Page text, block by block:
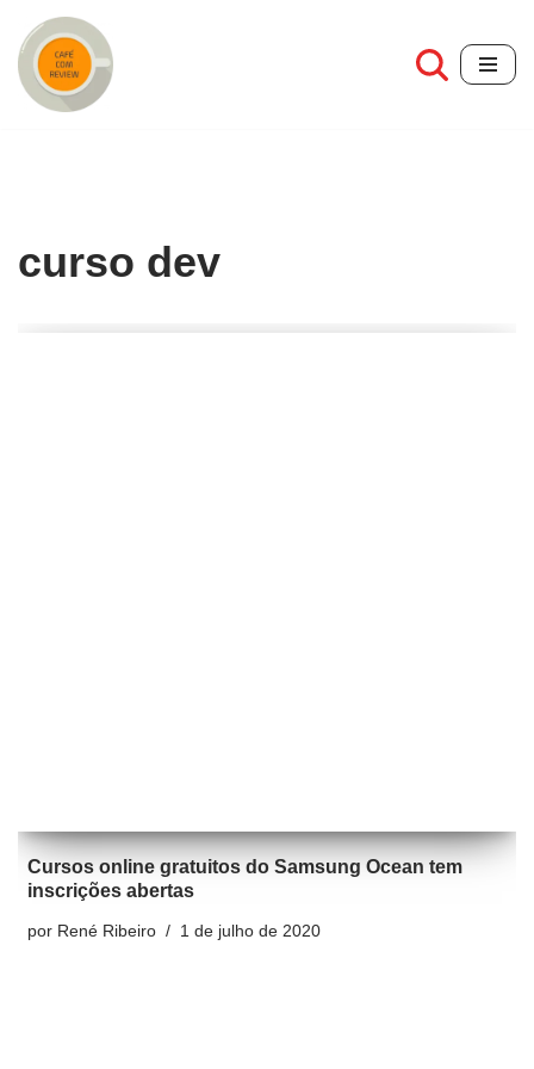
Pular
para
curso dev
Cursos online gratuitos do Samsung Ocean tem
inscrições abertas
por René Ribeiro 1 de julho de 2020